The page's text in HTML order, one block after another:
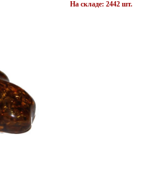
На складе: 2442 шт.